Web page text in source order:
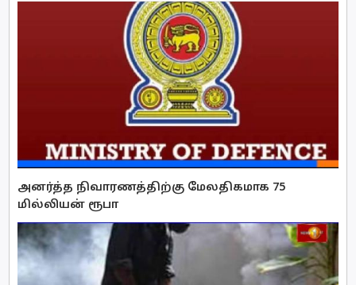
அனர்த்த நிவாரணத்திற்கு மேலதிகமாக 75
மில்லியன் ரூபா